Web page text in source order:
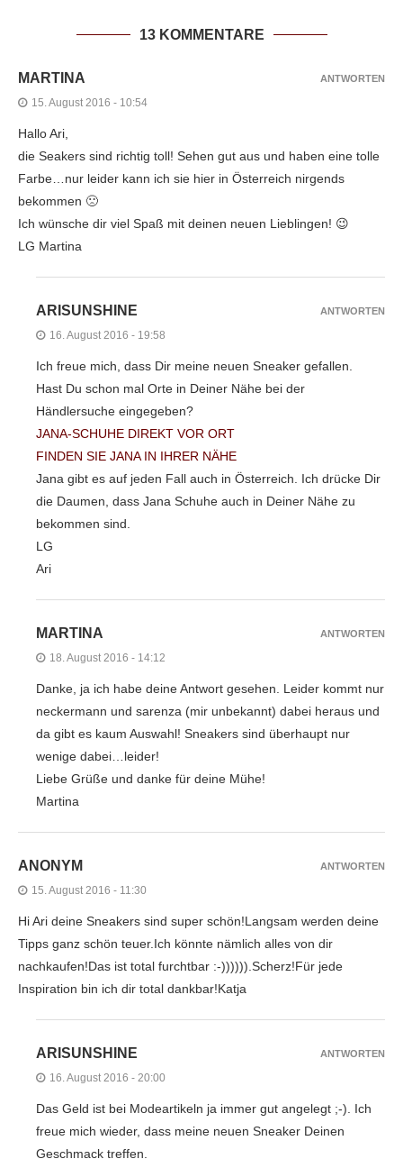
13 KOMMENTARE
MARTINA
15. August 2016 - 10:54
Hallo Ari,
die Seakers sind richtig toll! Sehen gut aus und haben eine tolle
Farbe…nur leider kann ich sie hier in Österreich nirgends
bekommen 🙁
Ich wünsche dir viel Spaß mit deinen neuen Lieblingen! 😉
LG Martina
ANTWORTEN
ARISUNSHINE
16. August 2016 - 19:58
Ich freue mich, dass Dir meine neuen Sneaker gefallen.
Hast Du schon mal Orte in Deiner Nähe bei der
Händlersuche eingegeben?
JANA-SCHUHE DIREKT VOR ORT
FINDEN SIE JANA IN IHRER NÄHE
Jana gibt es auf jeden Fall auch in Österreich. Ich drücke Dir
die Daumen, dass Jana Schuhe auch in Deiner Nähe zu
bekommen sind.
LG
Ari
ANTWORTEN
MARTINA
18. August 2016 - 14:12
Danke, ja ich habe deine Antwort gesehen. Leider kommt nur
neckermann und sarenza (mir unbekannt) dabei heraus und
da gibt es kaum Auswahl! Sneakers sind überhaupt nur
wenige dabei…leider!
Liebe Grüße und danke für deine Mühe!
Martina
ANTWORTEN
ANONYM
15. August 2016 - 11:30
Hi Ari deine Sneakers sind super schön!Langsam werden deine
Tipps ganz schön teuer.Ich könnte nämlich alles von dir
nachkaufen!Das ist total furchtbar :-)))))).Scherz!Für jede
Inspiration bin ich dir total dankbar!Katja
ANTWORTEN
ARISUNSHINE
16. August 2016 - 20:00
Das Geld ist bei Modeartikeln ja immer gut angelegt ;-). Ich
freue mich wieder, dass meine neuen Sneaker Deinen
Geschmack treffen.
ANTWORTEN